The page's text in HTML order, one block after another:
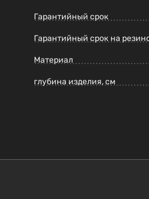
Гарантийный срок
Гарантийный срок на
Материал
глубина изделия, см